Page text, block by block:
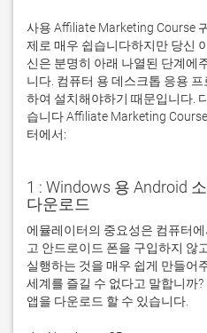
사용 Affiliate Marketing Course
제로 매우 쉽습니다하지만 당신
신은 분명히 아래 나열된 단계에
니다. 컴퓨터 용 데스크톱 응용
하여 설치해야하기 때문입니다.
습니다 Affiliate Marketing
터에서:
1 : Windows 용 Android
다운로드
에뮬레이터의 중요성은 컴퓨터
고 안드로이드 폰을 구입하지 않
실행하는 것을 매우 쉽게 만들어
세계를 즐길 수 없다고 말합니까